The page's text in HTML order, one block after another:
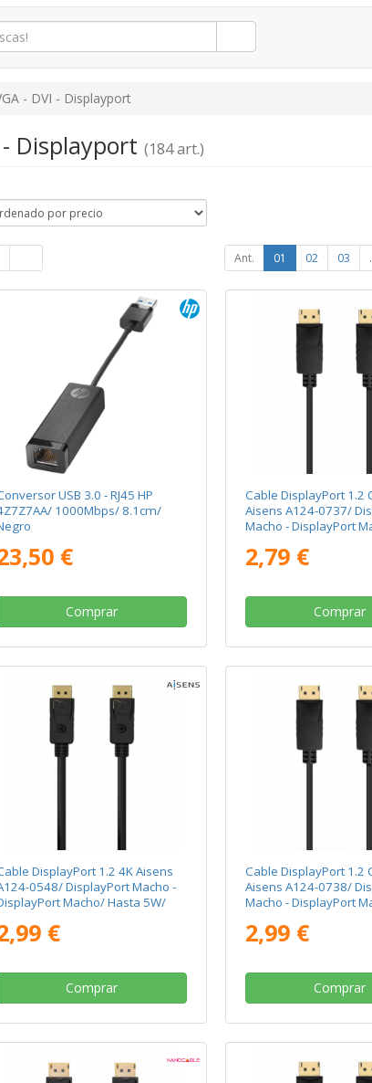
- DVI - Displayport
- Displayport (184 art.)
Ant. 01 02 03
USB 3.0 - RJ45 HP
1000Mbps/ 8.1cm/
€
Comprar
Cable DisplayPort 1.2
Aisens A124-0737/
Macho - DisplayPort
Negro
2,79 €
Comprar
DisplayPort 1.2 4K Aisens
0548/ DisplayPort Macho -
Macho/ Hasta 5W/
€
Comprar
Cable DisplayPort 1.2
Aisens A124-0738/
Macho - DisplayPort
2,99 €
Comprar